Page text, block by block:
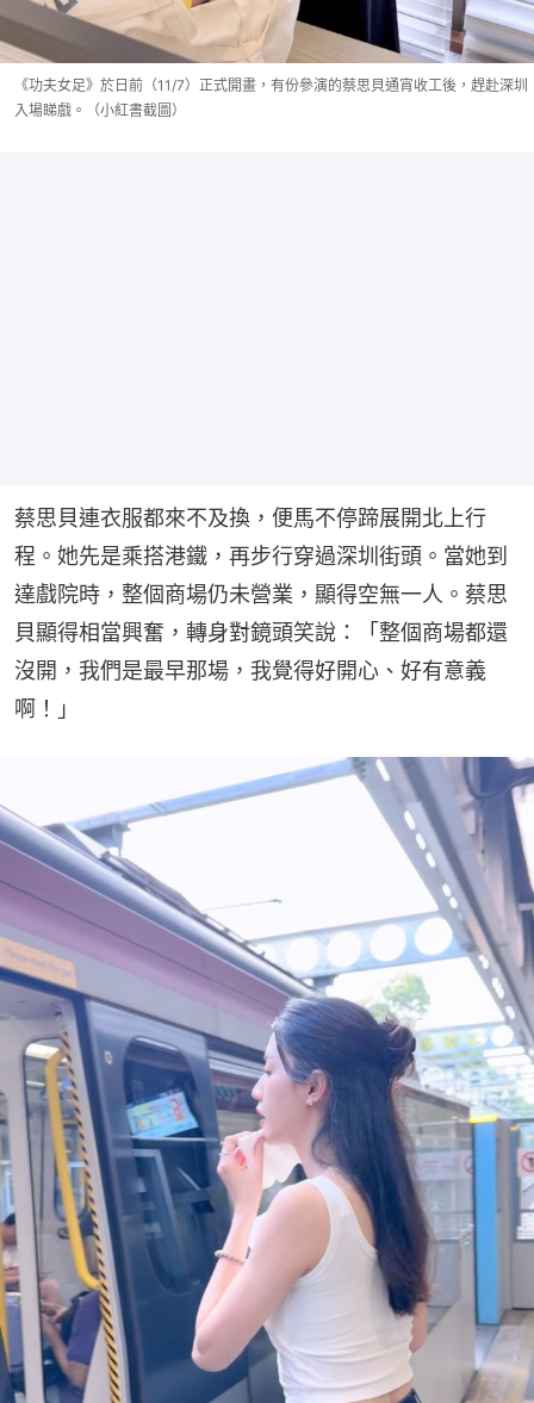
《功夫女足》於日前（11/7）正式開畫，有份參演的蔡思貝通宵收工後，趕赴深圳
入場睇戲。（小紅書截圖）
蔡思貝連衣服都來不及換，便馬不停蹄展開北上行
程。她先是乘搭港鐵，再步行穿過深圳街頭。當她到
達戲院時，整個商場仍未營業，顯得空無一人。蔡思
貝顯得相當興奮，轉身對鏡頭笑說：「整個商場都還
沒開，我們是最早那場，我覺得好開心、好有意義
啊！」